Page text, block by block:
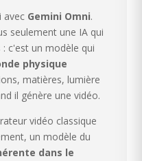
avec Gemini Omni.
seulement une IA qui
c'est un modèle qui
physique
matières, lumière
il génère une vidéo.
vidéo classique
un modèle du
dans le